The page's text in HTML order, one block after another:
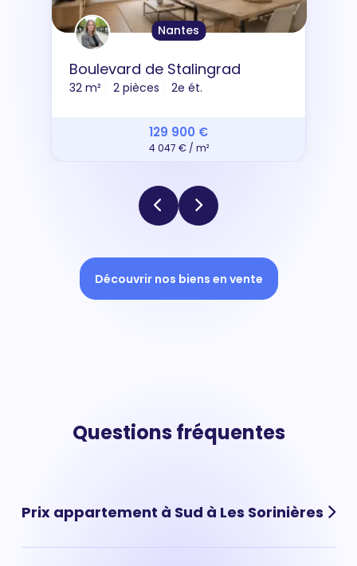
Nantes
Boulevard de Stalingrad
32 m² 2 pièces 2e ét.
129 900 €
4 047 € / m²
Découvrir nos biens en vente
Questions fréquentes
Prix appartement à Sud à Les Sorinières